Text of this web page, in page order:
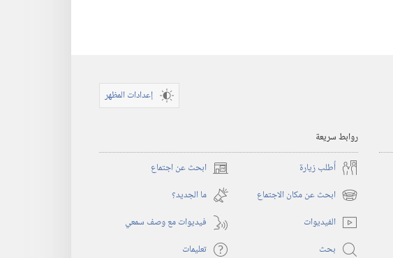
إعدادات المظهر
روابط سريعة
أُطلب زيارة
ابحث عن اجتماع (يفتح
نافذة
جديدة)
ابحث عن مكان الاجتماع (يفتح
نافذة
جديدة)
ما الجديد؟‏
الفيديوات
فيديوات مع وصف سمعي
بحث
تعليمات